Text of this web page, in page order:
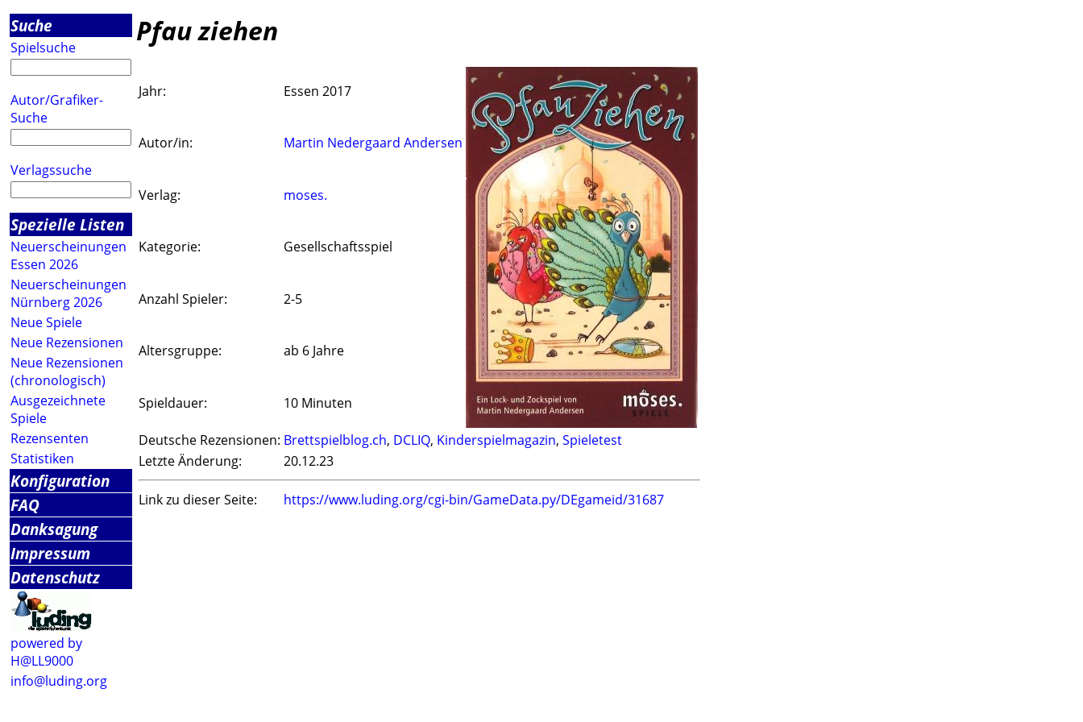
Suche
Spielsuche
Autor/Grafiker-
Suche
Verlagssuche
Spezielle Listen
Neuerscheinungen
Essen 2026
Neuerscheinungen
Nürnberg 2026
Neue Spiele
Neue Rezensionen
Neue Rezensionen
(chronologisch)
Ausgezeichnete
Spiele
Rezensenten
Statistiken
Konfiguration
FAQ
Danksagung
Impressum
Datenschutz
powered by
H@LL9000
info@luding.org
Pfau ziehen
Jahr: Essen 2017
Autor/in: Martin Nedergaard Andersen
Verlag: moses.
Kategorie: Gesellschaftsspiel
Anzahl Spieler: 2-5
Altersgruppe: ab 6 Jahre
Spieldauer: 10 Minuten
Deutsche Rezensionen: Brettspielblog.ch, DCLIQ, Kinderspielmagazin, Spieletest
Letzte Änderung:
20.12.23
Link zu dieser Seite: https://www.luding.org/cgi-bin/GameData.py/DEgameid/31687